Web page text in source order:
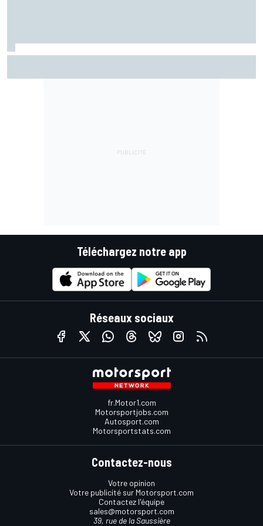
Téléchargez notre app
Réseaux sociaux
fr.Motor1.com
Motorsportjobs.com
Autosport.com
Motorsportstats.com
Contactez-nous
Votre opinion
Votre publicité sur Motorsport.com
Contactez l'équipe
sales@motorsport.com
39, rue de la Saussière